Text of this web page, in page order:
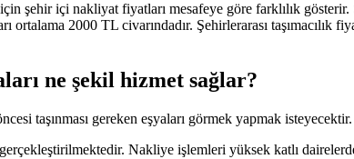
için şehir içi nakliyat fiyatları mesafeye göre farklılık
ortalama 2000 TL civarındadır. Şehirlerarası taşımacılık
ne şekil hizmet sağlar?
taşınması gereken eşyaları görmek yapmak
Nakliye işlemleri yüksek katlı